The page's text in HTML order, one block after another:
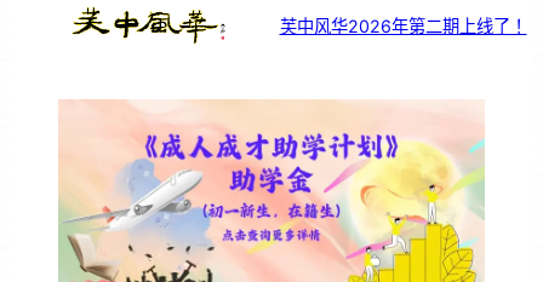
芙中风华2026年第二期上线了！